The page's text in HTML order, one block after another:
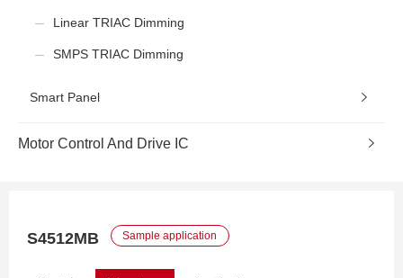
Linear TRIAC Dimming
SMPS TRIAC Dimming
Smart Panel
Motor Control And Drive IC
S4512MB Sample application